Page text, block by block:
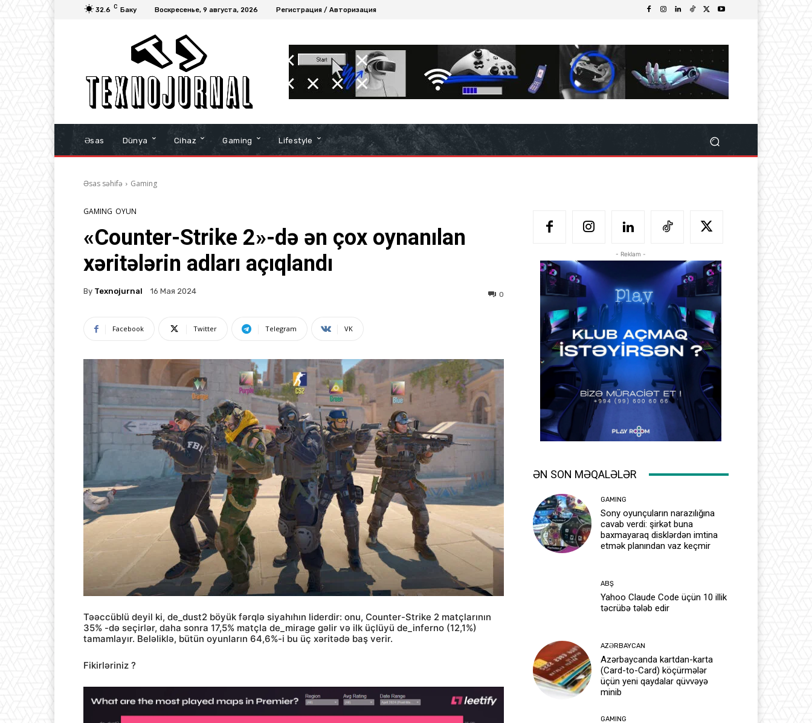
32.6 C Баку Воскресенье, 9 августа, 2026 Регистрация / Авторизация
Əsas Dünya Cihaz Gaming Lifestyle
Əsas səhifə Gaming
GAMING OYUN
«Counter-Strike 2»-də ən çox oynanılan
xəritələrin adları açıqlandı
By Texnojurnal 16 Мая 2024 0
Facebook Twitter Telegram VK
Təəccüblü deyil ki, de_dust2 böyük fərqlə siyahıhın liderdir: onu, Counter-Strike 2 matçlarının
35% -də seçirlər, daha sonra 17,5% matçla de_mirage gəlir və ilk üçlüyü de_inferno (12,1%)
tamamlayır. Beləliklə, bütün oyunların 64,6%-i bu üç xəritədə baş verir.
Fikirləriniz ?
- Reklam -
ƏN SON MƏQALƏLƏR
GAMING
Sony oyunçuların narazılığına
cavab verdi: şirkət buna
baxmayaraq disklərdən imtina
etmək planından vaz keçmir
ABŞ
Yahoo Claude Code üçün 10 illik
təcrübə tələb edir
AZƏRBAYCAN
Azərbaycanda kartdan-karta
(Card-to-Card) köçürmələr
üçün yeni qaydalar qüvvəyə
minib
GAMING